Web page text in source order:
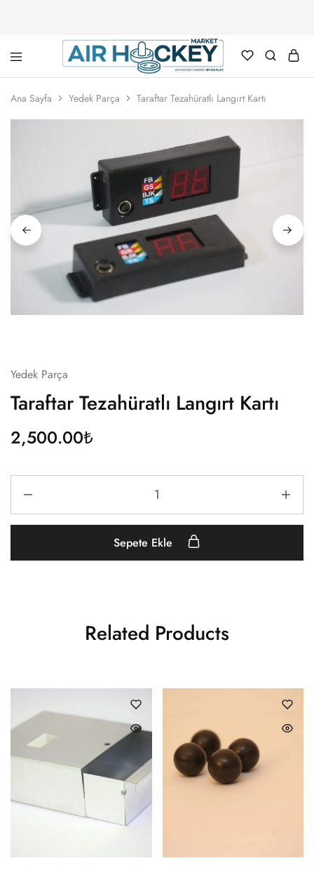
Air
Marketi
Ana Sayfa Yedek Parça Taraftar Tezahüratlı Langırt Kartı
Yedek Parça
Taraftar Tezahüratlı Langırt Kartı
2,500.00₺
Sepete Ekle
Related Products